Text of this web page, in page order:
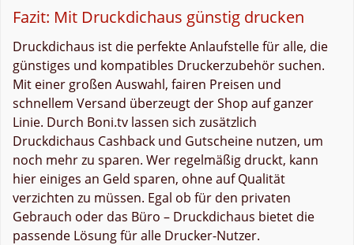
Fazit: Mit Druckdichaus günstig drucken
Druckdichaus ist die perfekte Anlaufstelle für alle, die
günstiges und kompatibles Druckerzubehör suchen.
Mit einer großen Auswahl, fairen Preisen und
schnellem Versand überzeugt der Shop auf ganzer
Linie. Durch Boni.tv lassen sich zusätzlich
Druckdichaus Cashback und Gutscheine nutzen, um
noch mehr zu sparen. Wer regelmäßig druckt, kann
hier einiges an Geld sparen, ohne auf Qualität
verzichten zu müssen. Egal ob für den privaten
Gebrauch oder das Büro – Druckdichaus bietet die
passende Lösung für alle Drucker-Nutzer.